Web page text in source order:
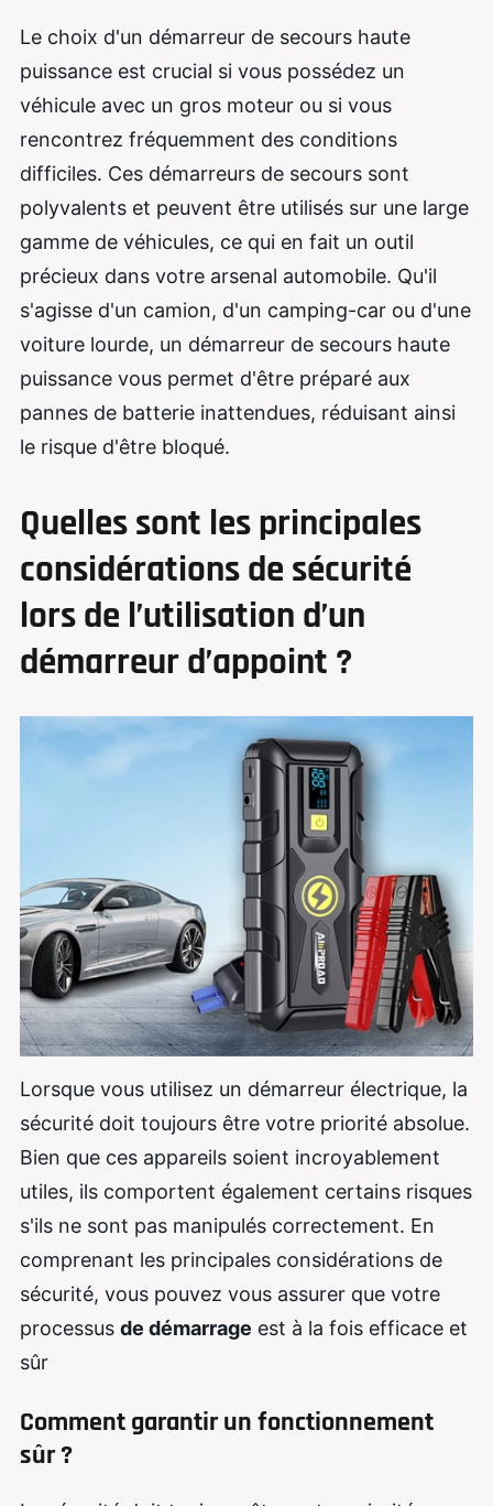
Le choix d'un démarreur de secours haute
puissance est crucial si vous possédez un
véhicule avec un gros moteur ou si vous
rencontrez fréquemment des conditions
difficiles. Ces démarreurs de secours sont
polyvalents et peuvent être utilisés sur une large
gamme de véhicules, ce qui en fait un outil
précieux dans votre arsenal automobile. Qu'il
s'agisse d'un camion, d'un camping-car ou d'une
voiture lourde, un démarreur de secours haute
puissance vous permet d'être préparé aux
pannes de batterie inattendues, réduisant ainsi
le risque d'être bloqué.
Quelles sont les principales
considérations de sécurité
lors de l’utilisation d’un
démarreur d’appoint ?
Lorsque vous utilisez un démarreur électrique, la
sécurité doit toujours être votre priorité absolue.
Bien que ces appareils soient incroyablement
utiles, ils comportent également certains risques
s'ils ne sont pas manipulés correctement. En
comprenant les principales considérations de
sécurité, vous pouvez vous assurer que votre
processus de démarrage est à la fois efficace et
sûr
Comment garantir un fonctionnement
sûr ?